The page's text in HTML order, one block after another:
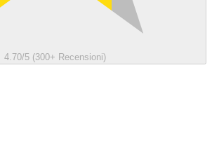
4.70/5 (300+ Recensioni)